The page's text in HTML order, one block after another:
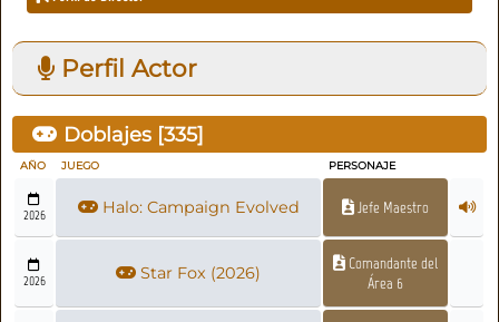
Perfil Actor
Doblajes [335]
AÑO JUEGO PERSONAJE
2026 Halo: Campaign Evolved Jefe Maestro
2026 Star Fox (2026)
Comandante del
Área 6